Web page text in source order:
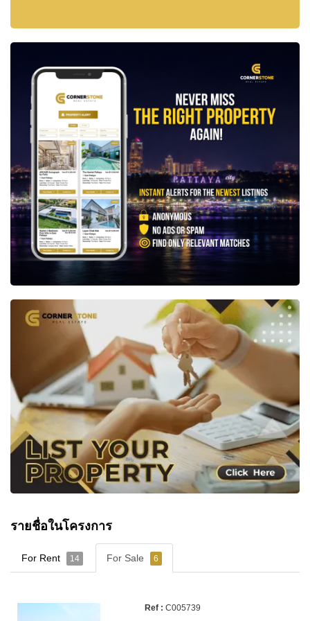
รายชื่อในโครงการ
For Rent 14 For Sale 6
C005739